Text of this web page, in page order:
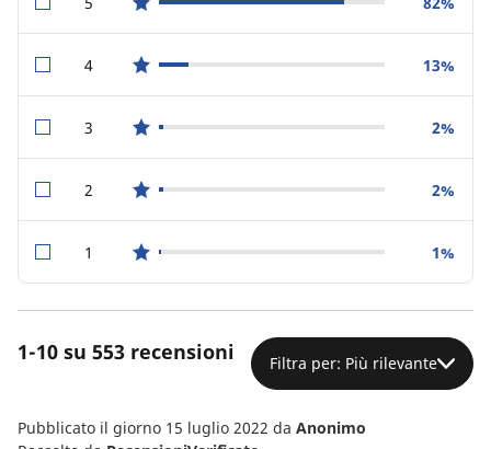
star reviews
4star reviews 13%
3star reviews 2%
2star reviews 2%
1star reviews 1%
1-10 su 553 recensioni Filtra per: Più rilevante
Pubblicato il giorno 15 luglio 2022 da Anonimo